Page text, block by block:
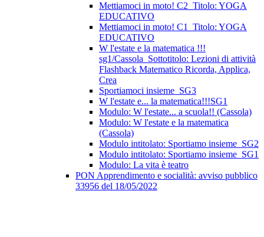
Mettiamoci in moto! C2_Titolo: YOGA
EDUCATIVO
Mettiamoci in moto! C1_Titolo: YOGA
EDUCATIVO
W l'estate e la matematica !!!
sg1/Cassola_Sottotitolo: Lezioni di attività
Flashback Matematico Ricorda, Applica,
Crea
Sportiamoci insieme_SG3
W l'estate e... la matematica!!!SG1
Modulo: W l'estate... a scuola!! (Cassola)
Modulo: W l'estate e la matematica
(Cassola)
Modulo intitolato: Sportiamo insieme_SG2
Modulo intitolato: Sportiamo insieme_SG1
Modulo: La vita è teatro
PON Apprendimento e socialità: avviso pubblico
33956 del 18/05/2022